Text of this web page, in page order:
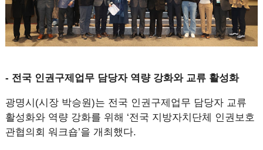
- 전국 인권구제업무 담당자 역량 강화와 교류 활성화
광명시(시장 박승원)는 전국 인권구제업무 담당자 교류
활성화와 역량 강화를 위해 ‘전국 지방자치단체 인권보호
관협의회 워크숍’을 개최했다.